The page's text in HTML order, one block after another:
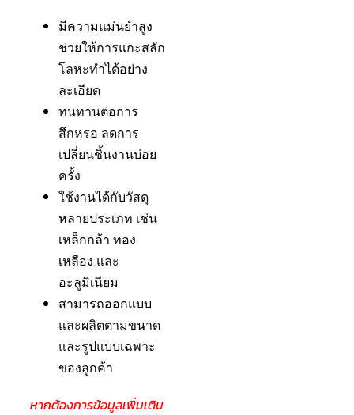
มีความแม่นยำสูง
ช่วยให้การแกะสลัก
โลหะทำได้อย่าง
ละเอียด
ทนทานต่อการ
สึกหรอ ลดการ
เปลี่ยนชิ้นงานบ่อย
ครั้ง
ใช้งานได้กับวัสดุ
หลายประเภท เช่น
เหล็กกล้า ทอง
เหลือง และ
อะลูมิเนียม
สามารถออกแบบ
และผลิตตามขนาด
และรูปแบบเฉพาะ
ของลูกค้า
หากต้องการข้อมูลเพิ่มเติม